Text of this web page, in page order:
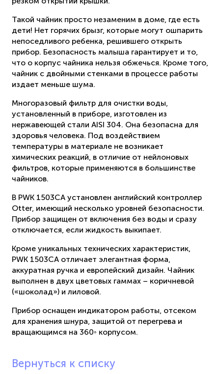
Такой чайник просто незаменим в доме, где есть
дети! Нет горячих брызг, которые могут ошпарить
непоседливого ребенка, решившего открыть
прибор. Безопасность малыша гарантирует и то,
что о корпус чайника нельзя обжечься. Кроме того,
чайник с двойными стенками в процессе работы
издает меньше шума.
Многоразовый фильтр для очистки воды,
установленный в приборе, изготовлен из
нержавеющей стали AISI 304. Она безопасна для
здоровья человека. Под воздействием
температуры в материале не возникает
химических реакций, в отличие от нейлоновых
фильтров, которые применяются в большинстве
чайников.
В PWK 1503CA установлен английский контроллер
Otter, имеющий несколько уровней безопасности.
Прибор защищен от включения без воды и сразу
отключается, если жидкость выкипает.
Кроме уникальных технических характеристик,
PWK 1503CA отличает элегантная форма,
аккуратная ручка и европейский дизайн. Чайник
выполнен в двух цветовых гаммах – коричневой
(«шоколад») и лиловой.
Прибор оснащен индикатором работы, отсеком
для хранения шнура, защитой от перегрева и
вращающимся на 360◦ корпусом.
Вернуться к списку